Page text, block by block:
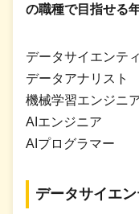
の職種で目指せる
データサイエンテ
データアナリスト
機械学習エンジニ
AIエンジニア
AIプログラマー
データサイエ